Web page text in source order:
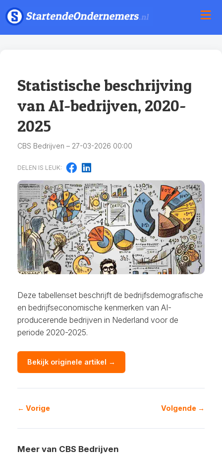
Statistische beschrijving
van AI-bedrijven, 2020-
2025
CBS Bedrijven – 27-03-2026 00:00
DELEN IS LEUK:
Deze tabellenset beschrijft de bedrijfsdemografische
en bedrijfseconomische kenmerken van AI-
producerende bedrijven in Nederland voor de
periode 2020-2025.
Bekijk originele artikel →
← Vorige Volgende →
Meer van CBS Bedrijven